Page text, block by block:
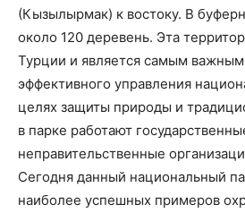
(Кызылырмак) к востоку. В
около 120 деревень. Эта
Турции и является самым
эффективного управления
целях защиты природы и
в парке работают
неправительственные
Сегодня данный национальный
наиболее успешных примеров